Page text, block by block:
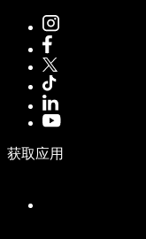
获取应用